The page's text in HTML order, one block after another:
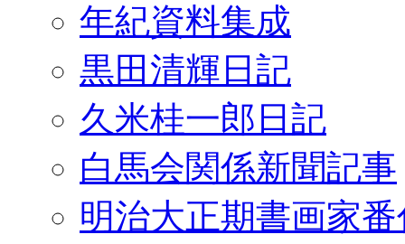
年紀資料集成
黒田清輝日記
久米桂一郎日記
白馬会関係新聞記事
明治大正期書画家